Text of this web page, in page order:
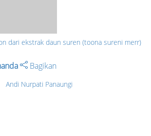
dari ekstrak daun suren (toona sureni merr)
Bagikan
Andi Nurpati Panaungi